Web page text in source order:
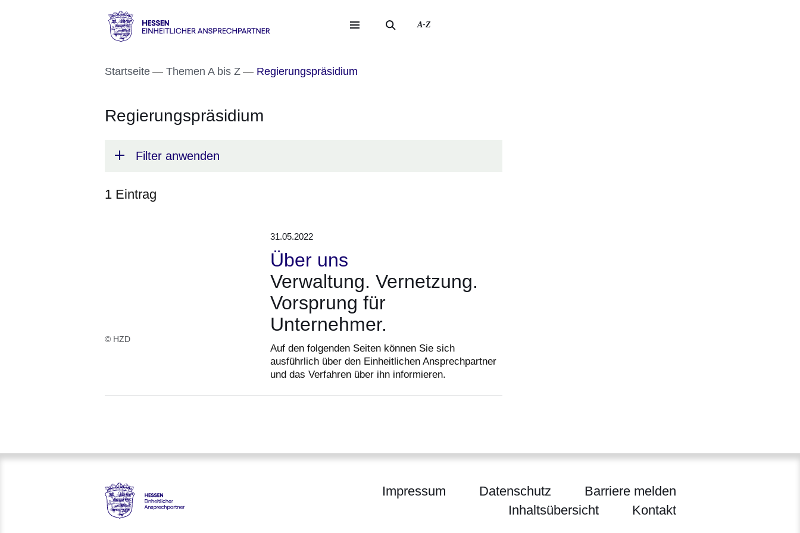
Direkt zum Kopf der Seite
Direkt zum Inhalt
Direkt zum Fuß der Seite
-
Einheitlicher
A-Z
Startseite Themen A bis Z Regierungspräsidium
Regierungspräsidium
Filter anwenden
1 Eintrag
© HZD
31.05.2022
Über uns
Verwaltung. Vernetzung.
Vorsprung für
Unternehmer.
Auf den folgenden Seiten können Sie sich
ausführlich über den Einheitlichen Ansprechpartner
und das Verfahren über ihn informieren.
Impressum Datenschutz
Barriere melden
Inhaltsübersicht
Kontakt